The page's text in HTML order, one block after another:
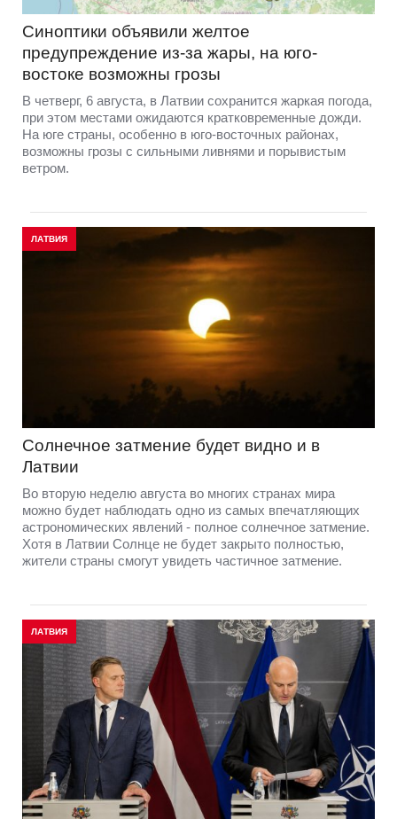
Синоптики объявили желтое
предупреждение из-за жары, на юго-
востоке возможны грозы
В четверг, 6 августа, в Латвии сохранится жаркая погода,
при этом местами ожидаются кратковременные дожди.
На юге страны, особенно в юго-восточных районах,
возможны грозы с сильными ливнями и порывистым
ветром.
ЛАТВИЯ
Солнечное затмение будет видно и в
Латвии
Во вторую неделю августа во многих странах мира
можно будет наблюдать одно из самых впечатляющих
астрономических явлений - полное солнечное затмение.
Хотя в Латвии Солнце не будет закрыто полностью,
жители страны смогут увидеть частичное затмение.
ЛАТВИЯ